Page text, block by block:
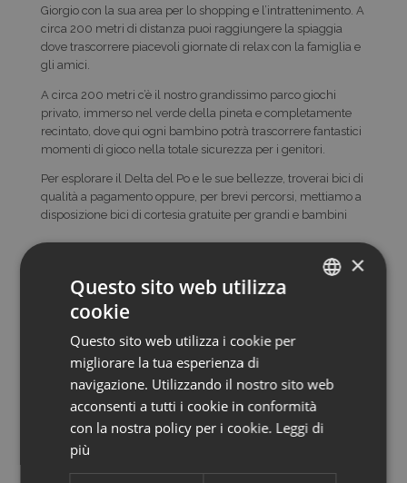
Giorgio con la sua area per lo shopping e l’intrattenimento. A
circa 200 metri di distanza puoi raggiungere la spiaggia
dove trascorrere piacevoli giornate di relax con la famiglia e
gli amici.
A circa 200 metri c’è il nostro grandissimo parco giochi
privato, immerso nel verde della pineta e completamente
recintato, dove qui ogni bambino potrà trascorrere fantastici
momenti di gioco nella totale sicurezza per i genitori.
Per esplorare il Delta del Po e le sue bellezze, troverai bici di
qualità a pagamento oppure, per brevi percorsi, mettiamo a
disposizione bici di cortesia gratuite per grandi e bambini
via Strada Sud, 135, ROSOLINA MARE
Indicazioni stradali
GERMAN
×
Questo sito web utilizza
cookie
Questo sito web utilizza i cookie per
migliorare la tua esperienza di
navigazione. Utilizzando il nostro sito web
acconsenti a tutti i cookie in conformità
con la nostra policy per i cookie. Leggi di
più